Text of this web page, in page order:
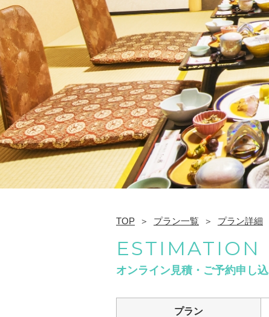
TOP プラン一覧 プラン詳細
ESTIMATION
オンライン見積・ご予約申し
プラン